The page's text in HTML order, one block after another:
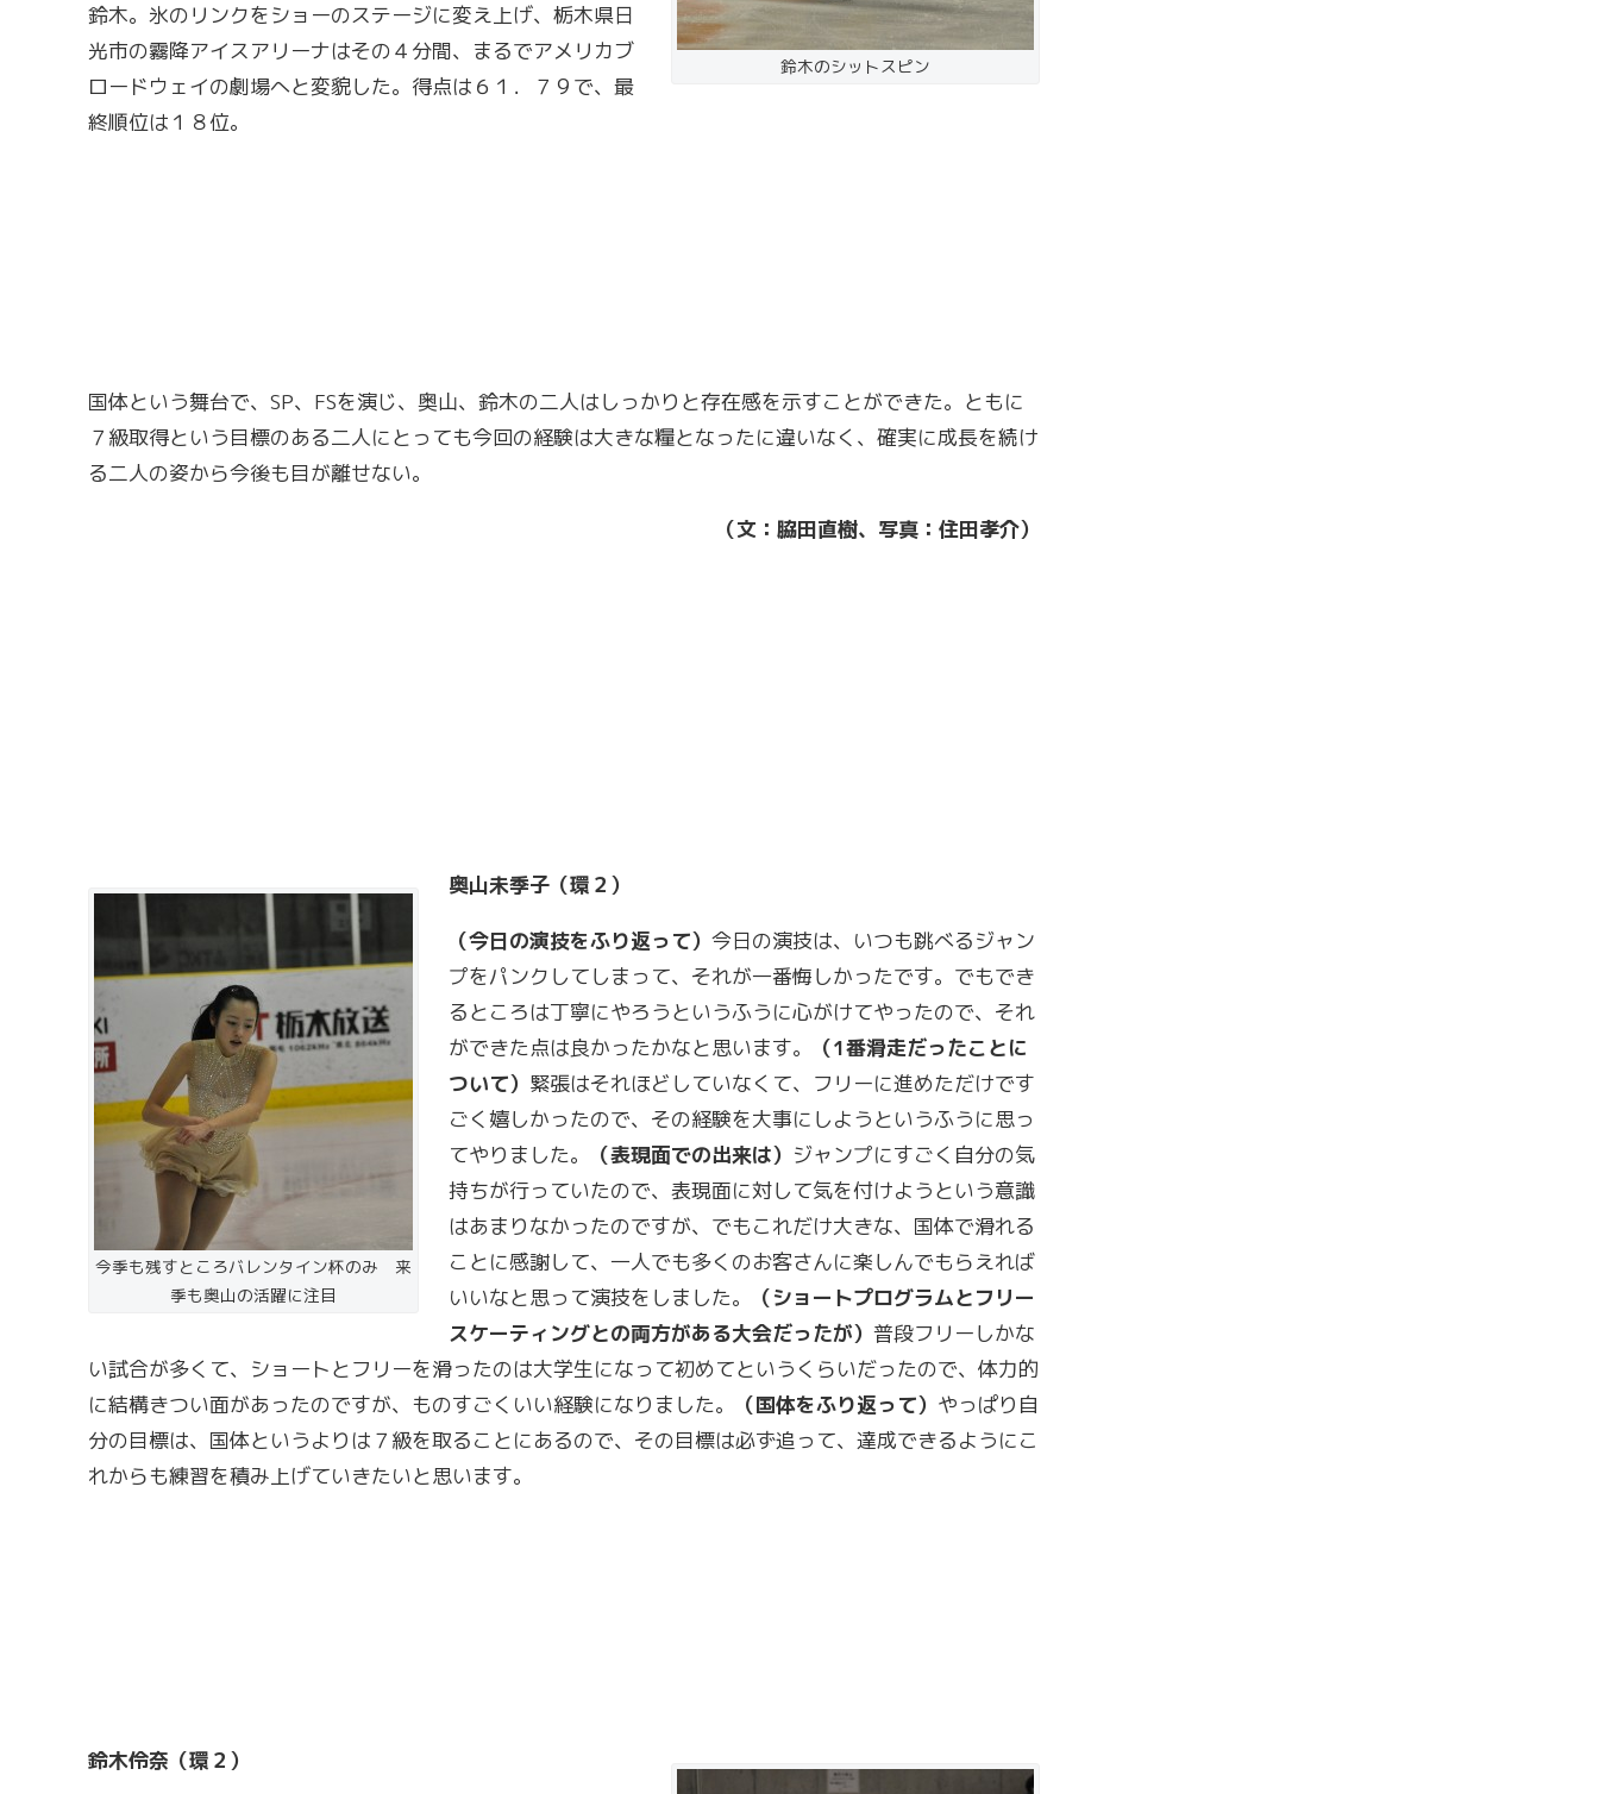
鈴木のシットスピン
鈴木。氷のリンクをショーのステージに変え上げ、栃木県日
光市の霧降アイスアリーナはその４分間、まるでアメリカブ
ロードウェイの劇場へと変貌した。得点は６１．７９で、最
終順位は１８位。
国体という舞台で、SP、FSを演じ、奥山、鈴木の二人はしっかりと存在感を示すことができた。ともに
７級取得という目標のある二人にとっても今回の経験は大きな糧となったに違いなく、確実に成長を続け
る二人の姿から今後も目が離せない。
（文：脇田直樹、写真：住田孝介）
今季も残すところバレンタイン杯のみ 来
季も奥山の活躍に注目
奥山未季子（環２）
（今日の演技をふり返って） 今日の演技は、いつも跳べるジャン
プをパンクしてしまって、それが一番悔しかったです。でもでき
るところは丁寧にやろうというふうに心がけてやったので、それ
ができた点は良かったかなと思います。
（1番滑走だったことに
ついて） 緊張はそれほどしていなくて、フリーに進めただけです
ごく嬉しかったので、その経験を大事にしようというふうに思っ
てやりました。
（表現面での出来は） ジャンプにすごく自分の気
持ちが行っていたので、表現面に対して気を付けようという意識
はあまりなかったのですが、でもこれだけ大きな、国体で滑れる
ことに感謝して、一人でも多くのお客さんに楽しんでもらえれば
いいなと思って演技をしました。
（ショートプログラムとフリー
スケーティングとの両方がある大会だったが） 普段フリーしかな
い試合が多くて、ショートとフリーを滑ったのは大学生になって初めてというくらいだったので、体力的
に結構きつい面があったのですが、ものすごくいい経験になりました。
（国体をふり返って） やっぱり自
分の目標は、国体というよりは７級を取ることにあるので、その目標は必ず追って、達成できるようにこ
れからも練習を積み上げていきたいと思います。
鈴木伶奈（環２）